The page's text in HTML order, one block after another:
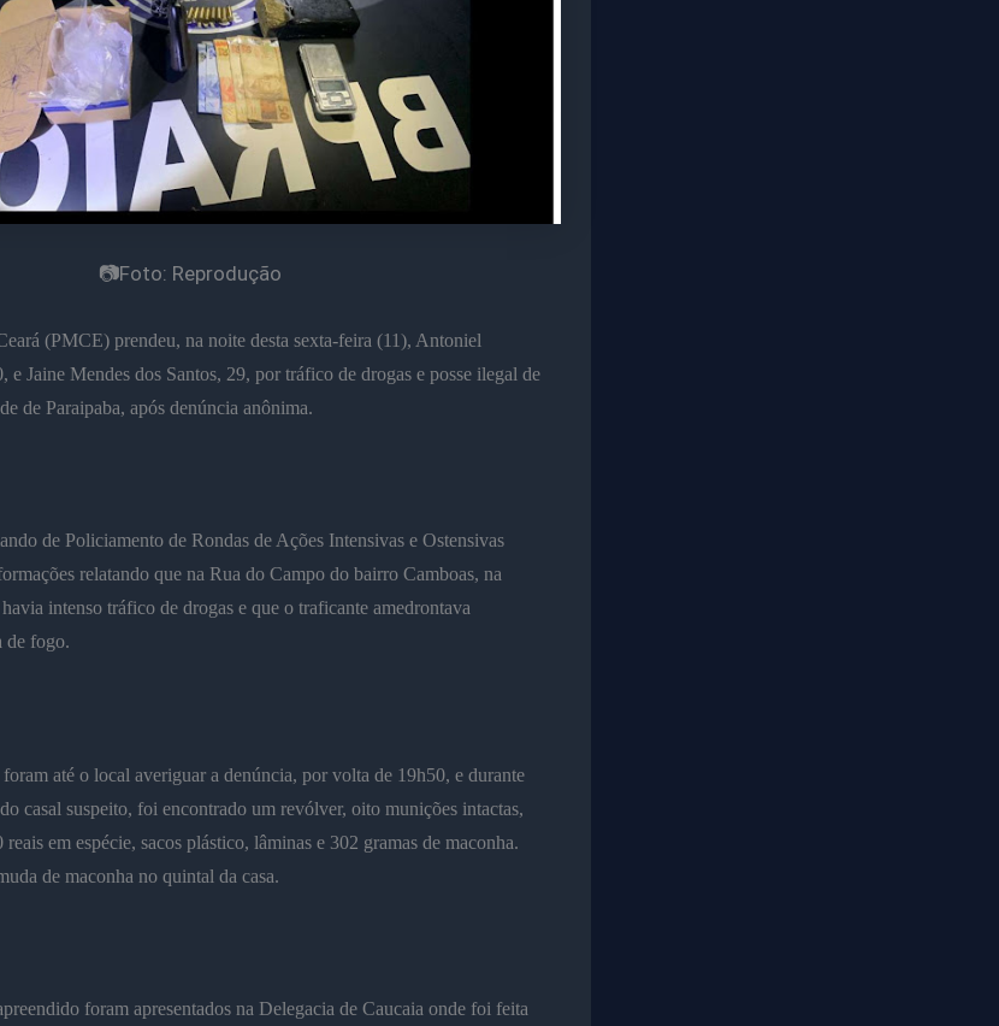
📷Foto: Reprodução
(PMCE) prendeu, na noite desta sexta-feira (11), Antoniel
e Jaine Mendes dos Santos, 29, por tráfico de drogas e posse ilegal de
de Paraipaba, após denúncia anônima.
de Policiamento de Rondas de Ações Intensivas e Ostensivas
relatando que na Rua do Campo do bairro Camboas, na
intenso tráfico de drogas e que o traficante amedrontava
de fogo.
até o local averiguar a denúncia, por volta de 19h50, e durante
casal suspeito, foi encontrado um revólver, oito munições intactas,
em espécie, sacos plástico, lâminas e 302 gramas de maconha.
de maconha no quintal da casa.
foram apresentados na Delegacia de Caucaia onde foi feita